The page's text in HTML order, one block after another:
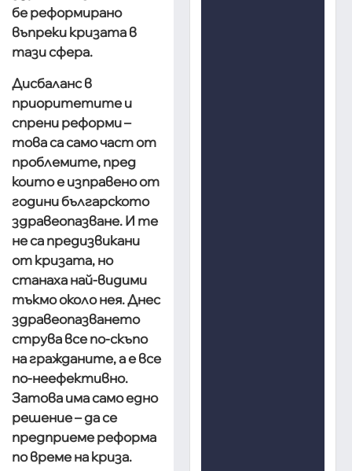
бе реформирано
въпреки кризата в
тази сфера.
Дисбаланс в
приоритетите и
спрени реформи –
това са само част от
проблемите, пред
които е изправено от
години българското
здравеопазване. И те
не са предизвикани
от кризата, но
станаха най-видими
тъкмо около нея. Днес
здравеопазването
струва все по-скъпо
на гражданите, а е все
по-неефективно.
Затова има само едно
решение – да се
предприеме реформа
по време на криза.